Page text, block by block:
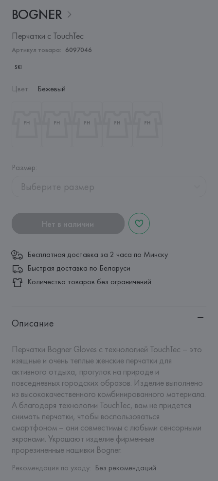
BOGNER
Перчатки с TouchTec
Артикул товара: 6097046
SKI
Цвет: Бежевый
Размер:
Выберите размер
Нет в наличии
Бесплатная доставка за 2 часа по Минску
Быстрая доставка по Беларуси
Количество товаров без ограничений
Описание
Перчатки Bogner Gloves с технологией TouchTec – это
изящные и очень теплые женские перчатки для
активного отдыха, прогулок на природе и
повседневных городских образов. Изделие выполнено
из высококачественного комбинированного материала.
А благодаря технологии TouchTec, вам не придется
снимать перчатки, чтобы воспользоваться
смартфоном – они совместимы с любыми сенсорными
экранами. Украшают изделие фирменные
прорезиненные нашивки Bogner.
Рекомендация по уходу: Без рекомендаций